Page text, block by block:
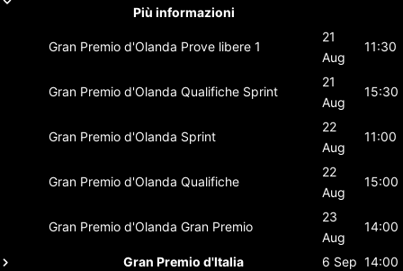
Più informazioni
Gran Premio d'Olanda Prove libere 1
21
Aug
11:30
Gran Premio d'Olanda Qualifiche Sprint
21
Aug
15:30
Gran Premio d'Olanda Sprint
22
Aug
11:00
Gran Premio d'Olanda Qualifiche
22
Aug
15:00
Gran Premio d'Olanda Gran Premio
23
Aug
14:00
Gran Premio d'Italia 6 Sep 14:00